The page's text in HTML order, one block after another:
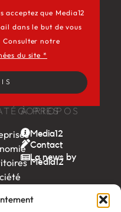
À PROPOS
Media12
Contact
La news by
Média12
que Media12
dans le but de vous
notre
du site *